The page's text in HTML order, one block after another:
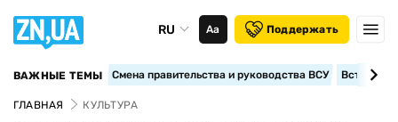
RU Аа Поддержать
ВАЖНЫЕ ТЕМЫ Смена правительства и руководства ВСУ
ГЛАВНАЯ КУЛЬТУРА